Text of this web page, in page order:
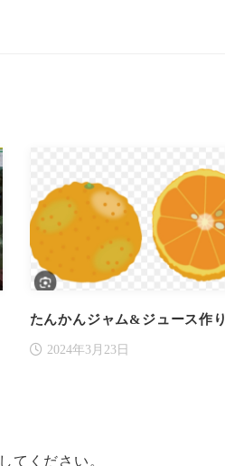
たんかんジャム&ジュース作り
2024年3月23日
してください。